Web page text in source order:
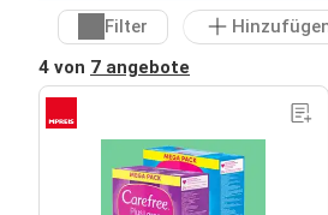
Filter
4 von 7 angebote